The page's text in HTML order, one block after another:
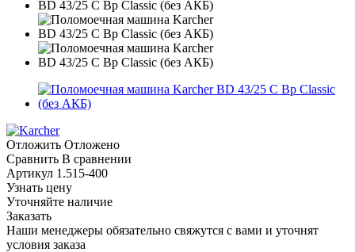
Отложить Отложено
Сравнить В сравнении
Артикул 1.515-400
Узнать цену
Уточняйте наличие
Заказать
Наши менеджеры обязательно свяжутся с вами и уточнят
условия заказа